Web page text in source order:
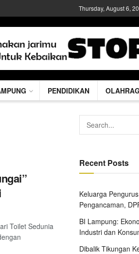
Thursday, August 6,
PENDIDIKAN
Toilet Sedunia
Recent Posts
Keluarga
Pengancaman,
BI Lampung:
Industri dan
Dibalik Tikungan